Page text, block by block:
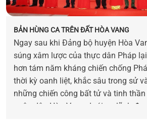
BẢN HÙNG CA TRÊN ĐẤT HÒA VANG
Ngay sau khi Đảng bộ huyện Hòa
súng xâm lược của thực dân Pháp
hơn tám năm kháng chiến chống
thời kỳ oanh liệt, khắc sâu trong sử
những chiến công bất tử và tinh
quân dân Hòa Vang dưới sự lãnh